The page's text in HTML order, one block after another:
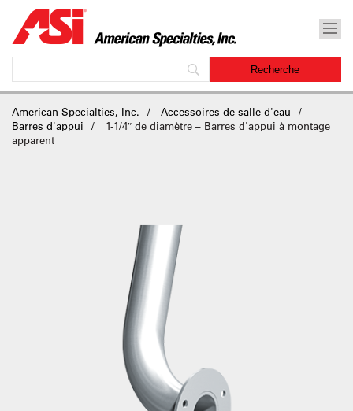
American Specialties, Inc.
Accessoires de salle d'eau
Barres d'appui
1-1/4″ de diamètre – Barres d'appui à montage
apparent